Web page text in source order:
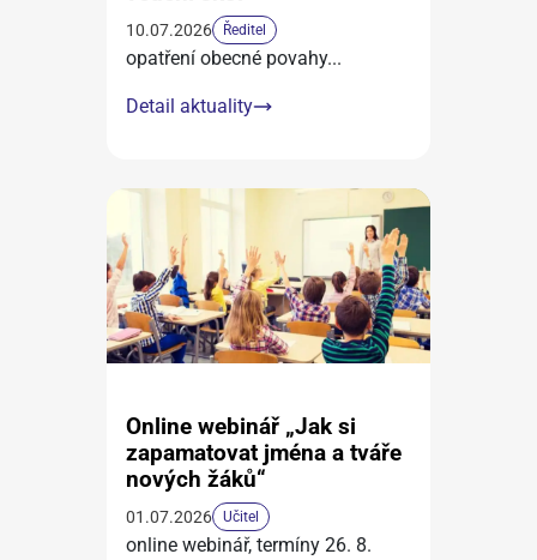
10.07.2026 Ředitel
opatření obecné povahy...
Detail aktuality
Online webinář „Jak si
zapamatovat jména a tváře
nových žáků“
01.07.2026 Učitel
online webinář, termíny 26. 8.